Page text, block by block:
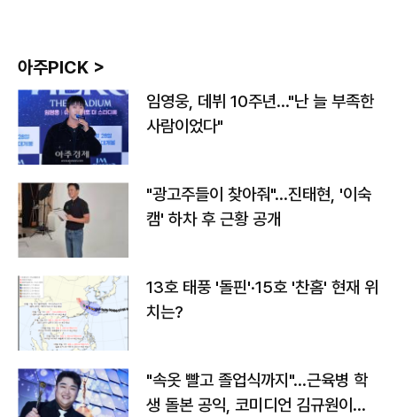
아주PICK >
임영웅, 데뷔 10주년…"난 늘 부족한
사람이었다"
"광고주들이 찾아줘"…진태현, '이숙
캠' 하차 후 근황 공개
13호 태풍 '돌핀'·15호 '찬홈' 현재 위
치는?
"속옷 빨고 졸업식까지"…근육병 학
생 돌본 공익, 코미디언 김규원이었